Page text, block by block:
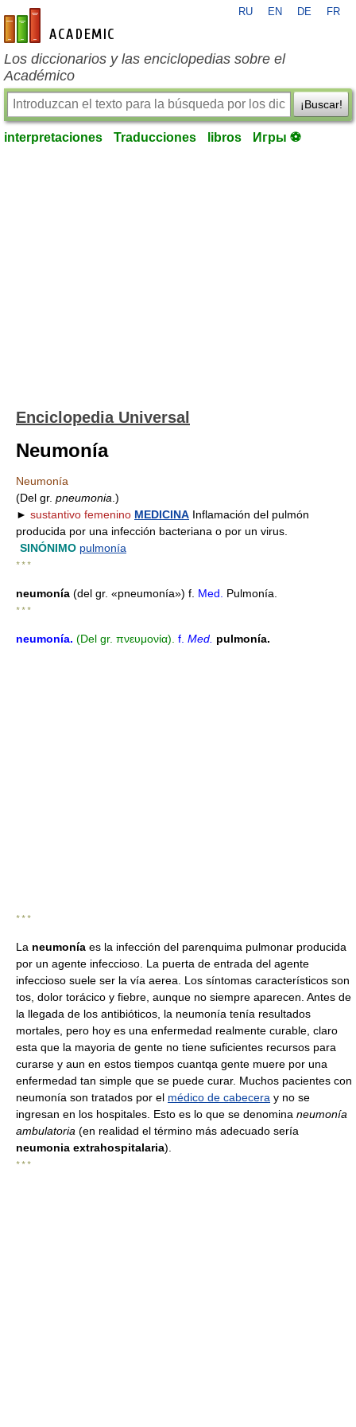
es-academic.com
RU EN DE FR
Los diccionarios y las enciclopedias sobre el
Académico
¡Buscar!
interpretaciones Traducciones libros Игры ⚽
Enciclopedia Universal
Neumonía
Neumonía
(Del gr. pneumonia .)
► sustantivo femenino MEDICINA Inflamación del pulmón
producida por una infección bacteriana o por un virus.
SINÓNIMO pulmonía
* * *
neumonía (del gr. «pneumonía») f. Med. Pulmonía.
* * *
neumonía. (Del gr. πνευμονία). f. Med. pulmonía.
* * *
La neumonía es la infección del parenquima pulmonar producida
por un agente infeccioso. La puerta de entrada del agente
infeccioso suele ser la vía aerea. Los síntomas característicos son
tos, dolor torácico y fiebre, aunque no siempre aparecen. Antes de
la llegada de los antibióticos, la neumonía tenía resultados
mortales, pero hoy es una enfermedad realmente curable, claro
esta que la mayoria de gente no tiene suficientes recursos para
curarse y aun en estos tiempos cuantqa gente muere por una
enfermedad tan simple que se puede curar. Muchos pacientes con
neumonía son tratados por el médico de cabecera y no se
ingresan en los hospitales. Esto es lo que se denomina neumonía
ambulatoria (en realidad el término más adecuado sería
neumonia extrahospitalaria).
* * *